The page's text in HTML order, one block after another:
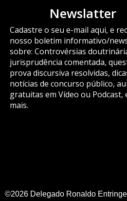
Newslatter
Cadastre o seu e-mail aqui, e
nosso boletim informativo/
sobre: Controvérsias
jurisprudência comentada,
prova discursiva resolvidas,
notícias de concurso público,
gratuitas em Vídeo ou Podcast,
mais.
©2026 Delegado Ronaldo